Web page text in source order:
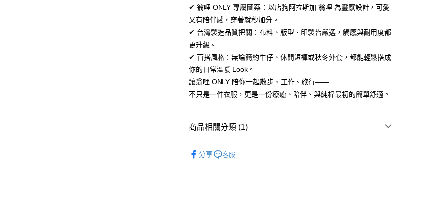
相關說明
【關於「AFTEE先享後付」】
AFTEE先享後付是「在收到商品之後才付款」的支付方式。 讓您購物簡單
便利好安心！
１．簡單：不需註冊會員、不需綁卡、不需儲值。
２．便利：只要手機號碼，簡訊認證，即可結帳。
３．安心：先確認商品／服務後，再付款。
【「AFTEE先享後付」結帳流程】
１．於結帳方式選擇「AFTEE先享後付」後，將跳轉至「AFTEE先享後
／ATM／網路銀行／等多元方式進行付款，方視為交易完成。
先享後付繳納相關費用。
ATM付款
運送方式
全家取貨付款
每筆NT$60，滿NT$1,380(含以上)免運費
每筆NT$60，滿NT$1,380(含以上)免運費
每筆NT$60，滿NT$1,380(含以上)免運費
✔ 翁哩 ONLY 專屬圖案：以店狗阿拉斯加 翁哩 為靈感設計，可愛
又有陪伴感，穿著就秒加分。
✔ 台灣製造品質把關：布料、版型、印製皆嚴選，觸感與耐用度都
更升級。
✔ 百搭風格：無論簡約牛仔、休閒短褲或秋冬外套，都能輕鬆搭成
你的日常溫暖 Look。
讓翁哩 ONLY 陪你一起散步、工作、旅行——
不只是一件衣服，更是一份療癒、陪伴、與純棉最初的簡單舒適。
商品相關分類 (1)
分享
客服